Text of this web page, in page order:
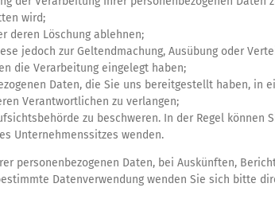
wird;
deren Löschung ablehnen;
jedoch zur Geltendmachung, Ausübung oder
die Verarbeitung eingelegt haben;
Daten, die Sie uns bereitgestellt haben,
Verantwortlichen zu verlangen;
zu beschweren. In der Regel
Unternehmenssitzes wenden.
personenbezogenen Daten, bei Auskünften,
Datenverwendung wenden Sie sich bitte